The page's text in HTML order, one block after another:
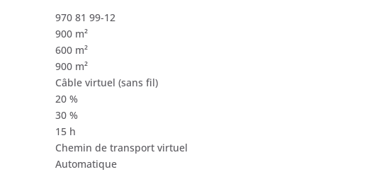
970 81 99-12
900 m²
600 m²
900 m²
Câble virtuel (sans fil)
20 %
30 %
15 h
Chemin de transport virtuel
Automatique